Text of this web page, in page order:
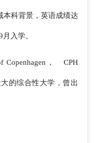
本科背景，英语成绩达
入学。
Copenhagen， CPH
的综合性大学，曾出